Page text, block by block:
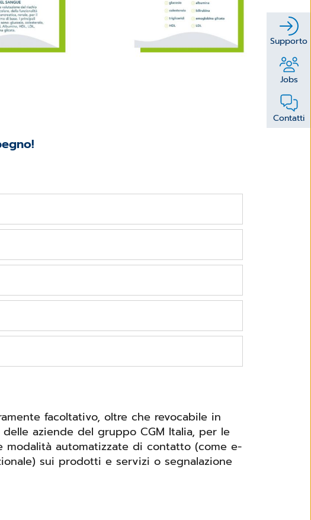
Supporto
Jobs
Contatti
facoltativo, oltre che revocabile in
aziende del gruppo CGM Italia, per le
automatizzate di contatto (come e-
sui prodotti e servizi o segnalazione